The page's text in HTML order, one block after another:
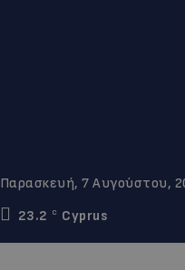
Παρασκευή, 7 Αυγούστου,
23.2
C Cyprus